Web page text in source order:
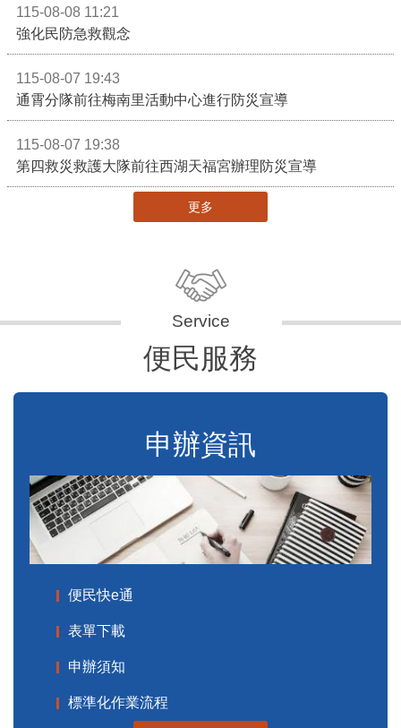
115-08-08 11:21
強化民防急救觀念
115-08-07 19:43
通霄分隊前往梅南里活動中心進行防災宣導
115-08-07 19:38
第四救災救護大隊前往西湖天福宮辦理防災宣導
更多
便民服務
申辦資訊
便民快e通
表單下載
申辦須知
標準化作業流程